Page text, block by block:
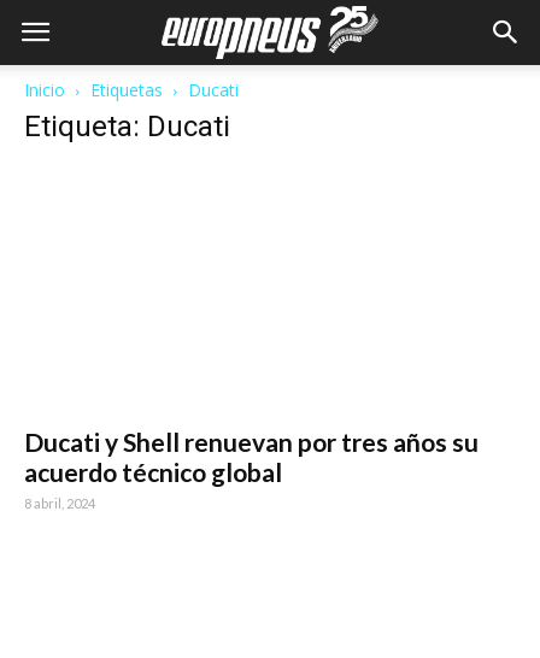
Inicio Etiquetas Ducati
Etiqueta: Ducati
Ducati y Shell renuevan por tres años su
acuerdo técnico global
8 abril, 2024